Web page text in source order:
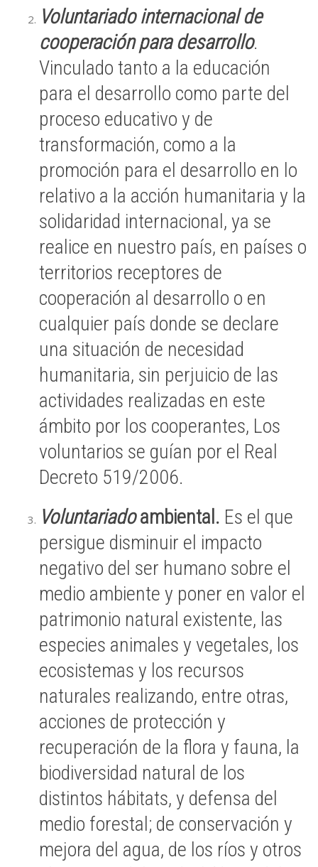
Voluntariado internacional de
cooperación para desarrollo.
Vinculado tanto a la educación
para el desarrollo como parte del
proceso educativo y de
transformación, como a la
promoción para el desarrollo en lo
relativo a la acción humanitaria y la
solidaridad internacional, ya se
realice en nuestro país, en países o
territorios receptores de
cooperación al desarrollo o en
cualquier país donde se declare
una situación de necesidad
humanitaria, sin perjuicio de las
actividades realizadas en este
ámbito por los cooperantes, Los
voluntarios se guían por el Real
Decreto 519/2006.
Voluntariadoambiental. Es el que
persigue disminuir el impacto
negativo del ser humano sobre el
medio ambiente y poner en valor el
patrimonio natural existente, las
especies animales y vegetales, los
ecosistemas y los recursos
naturales realizando, entre otras,
acciones de protección y
recuperación de la flora y fauna, la
biodiversidad natural de los
distintos hábitats, y defensa del
medio forestal; de conservación y
mejora del agua, de los ríos y otros